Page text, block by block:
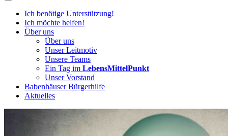
Ich benötige Unterstützung!
Ich möchte helfen!
Über uns
Über uns
Unser Leitmotiv
Unsere Teams
Ein Tag im LebensMittelPunkt
Unser Vorstand
Babenhäuser Bürgerhilfe
Aktuelles